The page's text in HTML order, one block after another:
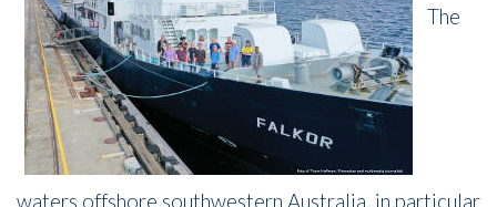
The
waters offshore southwestern Australia, in particular